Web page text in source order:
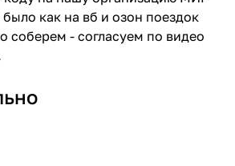
как на вб и озон поездок
соберем - согласуем по видео